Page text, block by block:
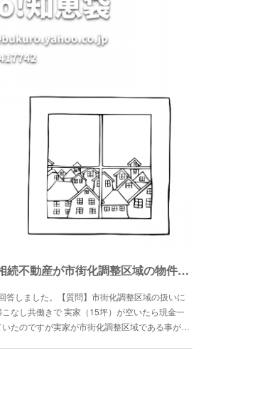
【知恵袋】Q.054相続不動産が市街化調整区域の物件であった場合について
答しました。【質問】市街化調整区域の扱いに
なし共働きで 実家（15坪）が空いたら現金一
たのですが実家が市街化調整区域である事が…